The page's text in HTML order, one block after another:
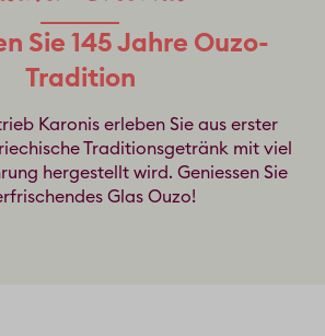
Sie 145 Jahre Ouzo-
Tradition
Karonis erleben Sie aus erster
Traditionsgetränk mit viel
hergestellt wird. Geniessen Sie
Glas Ouzo!